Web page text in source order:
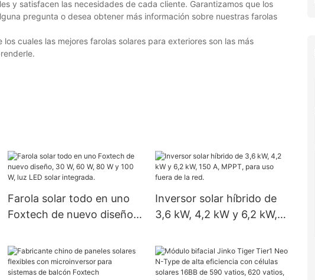
y satisfacen las necesidades de cada cliente. Garantizamos que los
pregunta o desea obtener más información sobre nuestras farolas
cuales las mejores farolas solares para exteriores son las más
Farola solar todo en uno
Foxtech de nuevo diseño,
luz LED solar integrada.
Inversor solar híbrido de
3,6 kW, 4,2 kW y 6,2 kW,
fuera de la red.